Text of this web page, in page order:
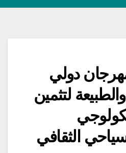
دولي
لتثمين
الثقافي